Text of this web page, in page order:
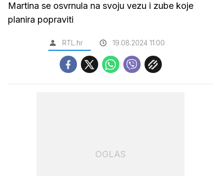
Martina se osvrnula na svoju vezu i zube koje
planira popraviti
RTL.hr 19.08.2024 11:00
OGLAS